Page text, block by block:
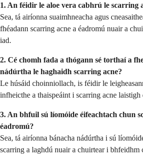
1. An féidir le aloe vera cabhrú le scarring
Sea, tá airíonna suaimhneacha agus
fhéadann scarring acne a éadromú nuair a
iad.
2. Cé chomh fada a thógann sé torthaí a
nádúrtha le haghaidh scarring acne?
Le húsáid choinniollach, is féidir le
infheicthe a thaispeáint i scarring acne laistigh
3. An bhfuil sú líomóide éifeachtach chun
éadromú?
Sea, tá airíonna bánacha nádúrtha i sú
scarring a laghdú nuair a chuirtear i bhfeidhm